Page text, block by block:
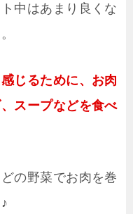
中はあまり良くな
じるために、お肉
スープなどを食べ
の野菜でお肉を巻